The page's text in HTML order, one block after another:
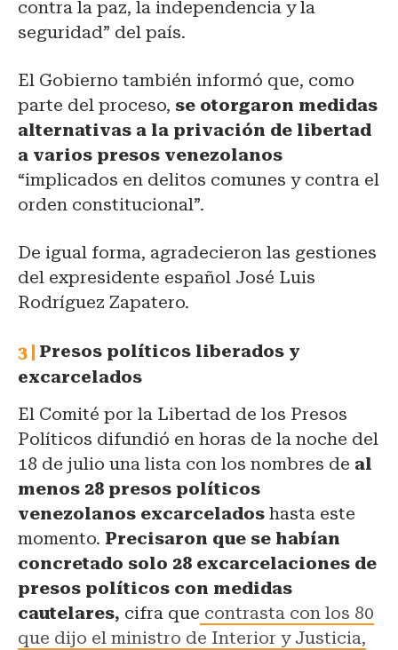
contra la paz, la independencia y la
seguridad” del país.
El Gobierno también informó que, como
parte del proceso, se otorgaron medidas
alternativas a la privación de libertad
a varios presos venezolanos
“implicados en delitos comunes y contra el
orden constitucional”.
De igual forma, agradecieron las gestiones
del expresidente español José Luis
Rodríguez Zapatero.
Presos políticos liberados y
excarcelados
El Comité por la Libertad de los Presos
Políticos difundió en horas de la noche del
18 de julio una lista con los nombres de al
menos 28 presos políticos
venezolanos excarcelados hasta este
momento. Precisaron que se habían
concretado solo 28 excarcelaciones de
presos políticos con medidas
cautelares, cifra que contrasta con los 80
que dijo el ministro de Interior y Justicia,